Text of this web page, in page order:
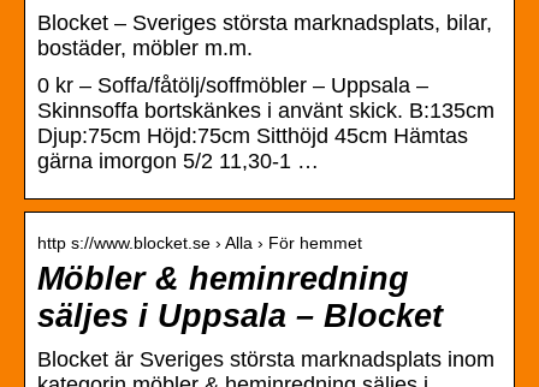
Blocket – Sveriges största marknadsplats, bilar,
bostäder, möbler m.m.
0 kr – Soffa/fåtölj/soffmöbler – Uppsala –
Skinnsoffa bortskänkes i använt skick. B:135cm
Djup:75cm Höjd:75cm Sitthöjd 45cm Hämtas
gärna imorgon 5/2 11,30-1 …
http s://www.blocket.se › Alla › För hemmet
Möbler & heminredning
säljes i Uppsala – Blocket
Blocket är Sveriges största marknadsplats inom